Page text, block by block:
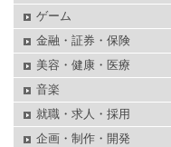
ゲーム
金融・証券・保険
美容・健康・医療
音楽
就職・求人・採用
企画・制作・開発